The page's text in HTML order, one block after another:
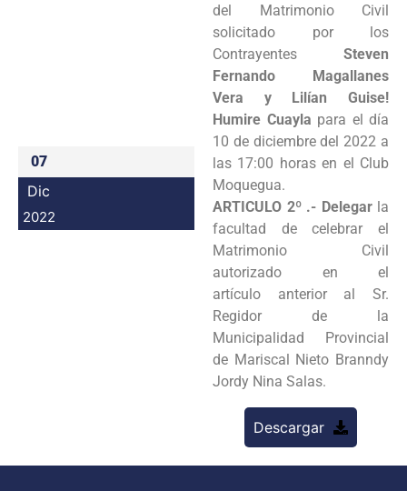
Intranet
07
Dic
2022
del Matrimonio Civil
solicitado por los
Contrayentes Steven
Fernando Magallanes
Vera y Lilían Guise!
Humire Cuayla para el día
10 de diciembre del 2022 a
las 17:00 horas en el Club
Moquegua.
ARTICULO 2º .- Delegar la
facultad de celebrar el
Matrimonio Civil
autorizado en el
artículo anterior al Sr.
Regidor de la
Municipalidad Provincial
de Mariscal Nieto Branndy
Jordy Nina Salas.
Descargar